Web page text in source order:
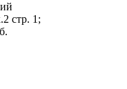
стр. 1;